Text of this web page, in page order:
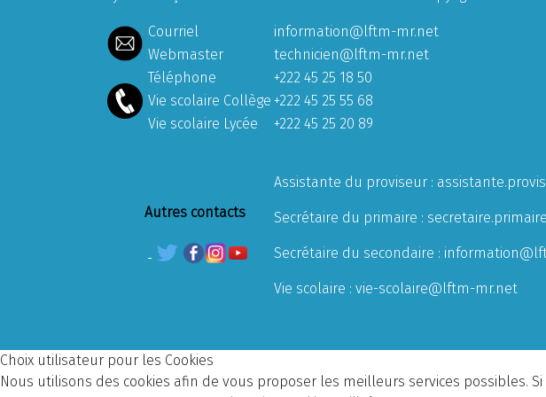
Courriel
information@lftm-mr.net
Webmaster
technicien@lftm-mr.net
Téléphone
+222 45 25 18 50
Vie scolaire Collège +222 45 25 55 68
Vie scolaire Lycée
+222 45 25 20 89
Autres contacts
Assistante du proviseur :
Secrétaire du primaire :
Secrétaire du secondaire :
Vie scolaire : vie-scolaire@lftm-mr.net
Choix utilisateur pour les Cookies
Nous utilisons des cookies afin de vous proposer les meilleurs services possibles.